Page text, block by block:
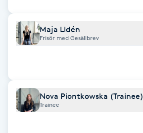
Föning
Gelenaglar
Gellack
Maja Lidén
Frisör med Gesällbrev
Nova Piontkowska (Trainee)
Trainee